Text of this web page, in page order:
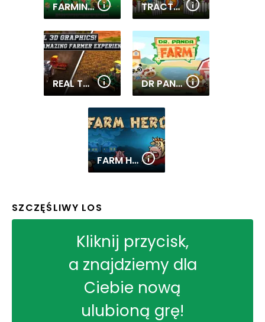
FARMING 10X10 TRACTOR MANIA
REAL TRACTOR FARMING SIMULATOR : HEAVY DUTY TRACTOR DR PANDA FARM
FARM HERO
SZCZĘŚLIWY LOS
Kliknij przycisk,
a znajdziemy dla
Ciebie nową
ulubioną grę!